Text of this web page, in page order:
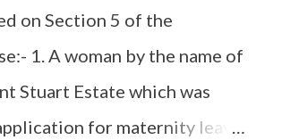
on Section 5 of the
1. A woman by the name of
Stuart Estate which was
for maternity leave.